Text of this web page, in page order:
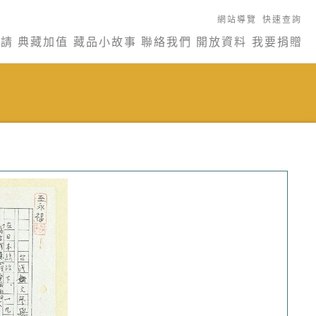
網站導覽 快速查詢
典藏加值 藏品小故事 聯絡我們 開放資料 我要捐贈